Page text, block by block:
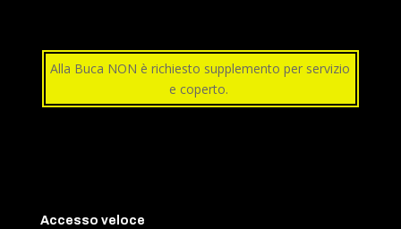
Alla Buca NON è richiesto supplemento per servizio
e coperto.
Accesso veloce